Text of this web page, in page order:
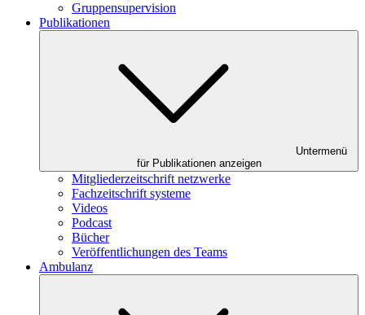
Gruppensupervision
Publikationen
Untermenü
für Publikationen anzeigen
Mitgliederzeitschrift netzwerke
Fachzeitschrift systeme
Videos
Podcast
Bücher
Veröffentlichungen des Teams
Ambulanz